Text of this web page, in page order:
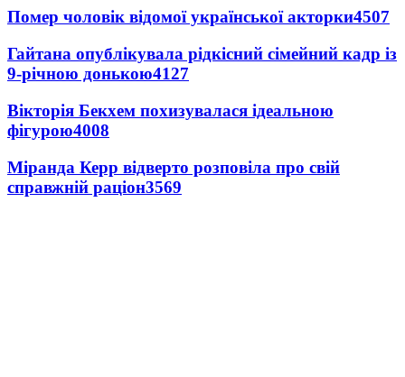
Помер чоловік відомої української акторки4507
Гайтана опублікувала рідкісний сімейний кадр із
9-річною донькою4127
Вікторія Бекхем похизувалася ідеальною
фігурою4008
Міранда Керр відверто розповіла про свій
справжній раціон3569